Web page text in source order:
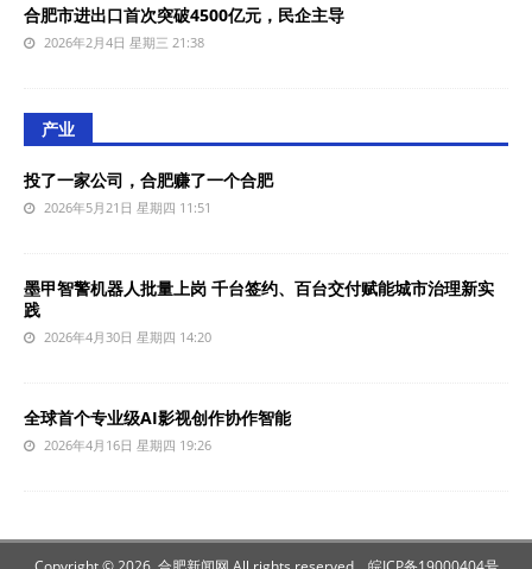
合肥市进出口首次突破4500亿元，民企主导‌
2026年2月4日 星期三 21:38
产业
投了一家公司，合肥赚了一个合肥
2026年5月21日 星期四 11:51
墨甲智警机器人批量上岗 千台签约、百台交付赋能城市治理新实
践
2026年4月30日 星期四 14:20
全球首个专业级AI影视创作协作智能
2026年4月16日 星期四 19:26